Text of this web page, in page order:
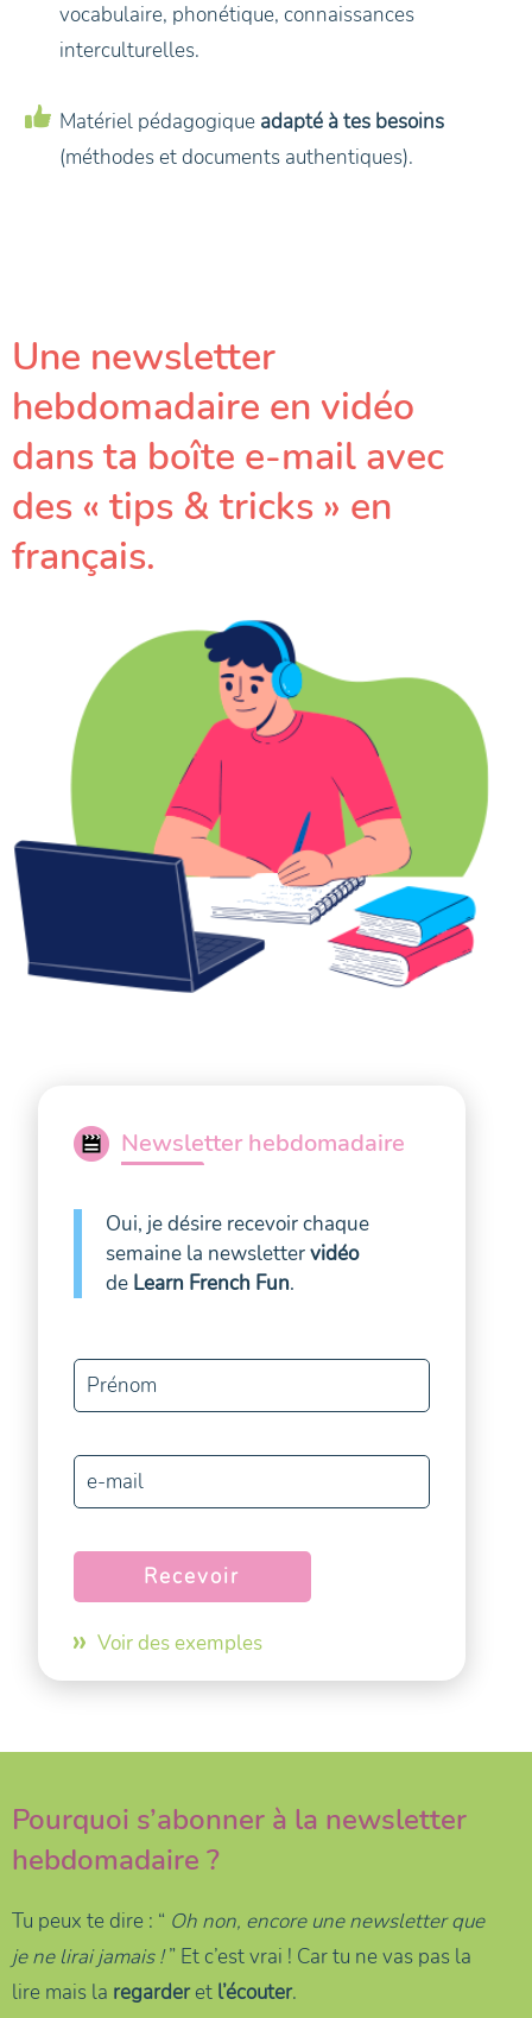
vocabulaire, phonétique, connaissances
interculturelles.
Matériel pédagogique adapté à tes besoins
(méthodes et documents authentiques).
Une newsletter
hebdomadaire en vidéo
dans ta boîte e-mail avec
des « tips & tricks » en
français.
Newsletter hebdomadaire
Oui, je désire recevoir chaque
semaine la newslettervidéo
de Learn French Fun.
Prénom
e-mail
Voir des exemples
Pourquoi s’abonner à la newsletter
hebdomadaire ?
Tu peux te dire : “ Oh non, encore une newsletter que
je ne lirai jamais !” Et c’est vrai ! Car tu ne vas pas la
lire mais la regarderet l’écouter.